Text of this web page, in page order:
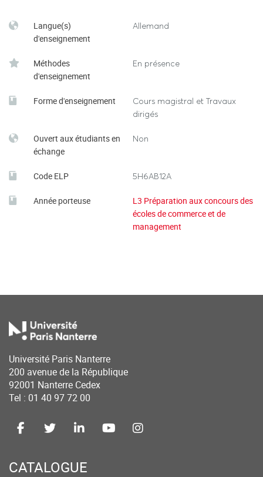
Langue(s)
d'enseignement
Allemand
Méthodes
d'enseignement
En présence
Forme d'enseignement
Cours magistral et Travaux
dirigés
Ouvert aux étudiants en
échange
Non
Code ELP 5H6AB12A
Année porteuse
L3 Préparation aux concours des
écoles de commerce et de
management
Université Paris Nanterre
200 avenue de la République
92001 Nanterre Cedex
Tel : 01 40 97 72 00
CATALOGUE